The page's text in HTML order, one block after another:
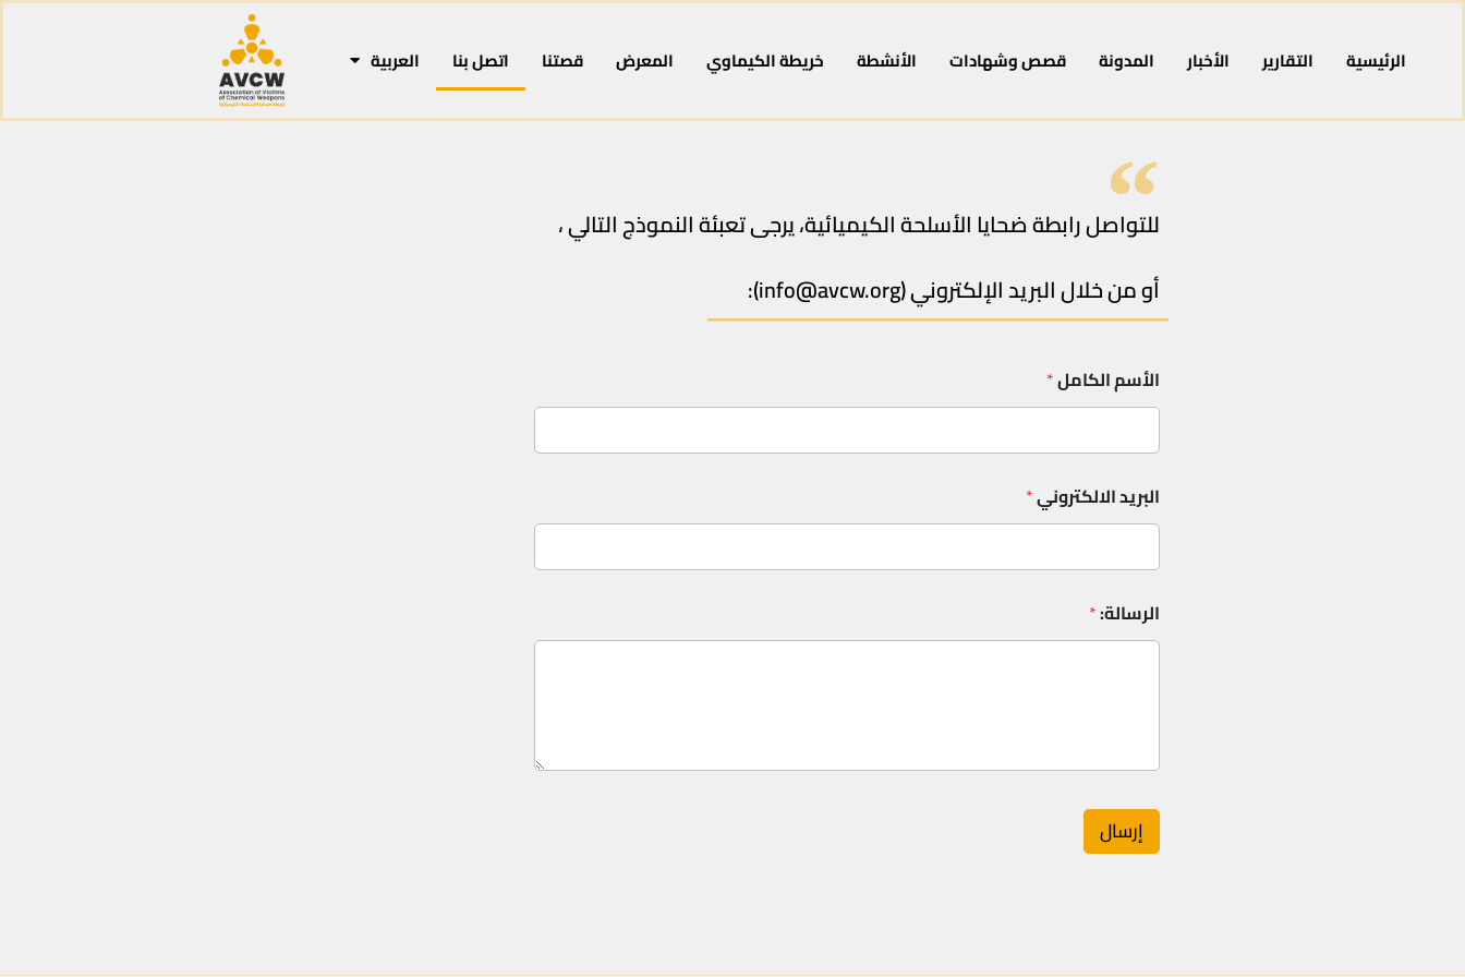
الرئيسية التقارير الأخبار المدونة قصص وشهادات الأنشطة خريطة الكيماوي المعرض قصتنا اتصل بنا العربية
للتواصل رابطة ضحايا الأسلحة الكيميائية، يرجى تعبئة النموذج التالي ،
أو من خلال البريد الإلكتروني (info@avcw.org
):
الأسم الكامل*
البريد الالكتروني*
الرسالة:*
إرسال